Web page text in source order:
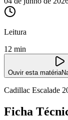
Leitura
12 min
Ouvir esta matéria
Cadillac Escalade
Ficha